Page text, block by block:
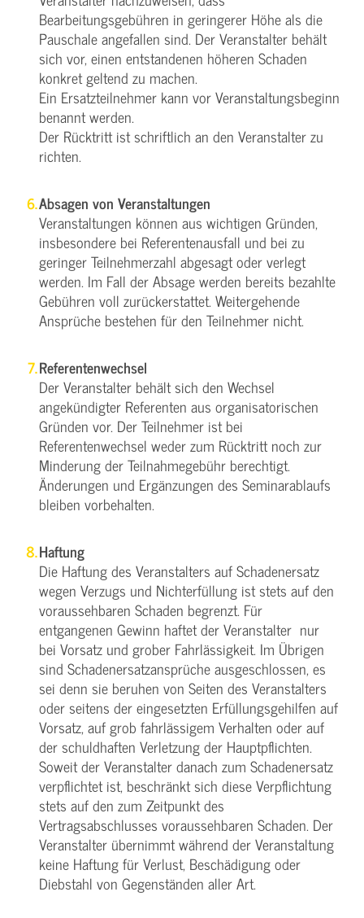
Bearbeitungsgebühren in geringerer Höhe als die
Pauschale angefallen sind. Der Veranstalter behält
sich vor, einen entstandenen höheren Schaden
konkret geltend zu machen.
Ein Ersatzteilnehmer kann vor Veranstaltungsbeginn
benannt werden.
Der Rücktritt ist schriftlich an den Veranstalter zu
richten.
Absagen von Veranstaltungen
Veranstaltungen können aus wichtigen Gründen,
insbesondere bei Referentenausfall und bei zu
geringer Teilnehmerzahl abgesagt oder verlegt
werden. Im Fall der Absage werden bereits bezahlte
Gebühren voll zurückerstattet. Weitergehende
Ansprüche bestehen für den Teilnehmer nicht.
Referentenwechsel
Der Veranstalter behält sich den Wechsel
angekündigter Referenten aus organisatorischen
Gründen vor. Der Teilnehmer ist bei
Referentenwechsel weder zum Rücktritt noch zur
Minderung der Teilnahmegebühr berechtigt.
Änderungen und Ergänzungen des Seminarablaufs
bleiben vorbehalten.
Haftung
Die Haftung des Veranstalters auf Schadenersatz
wegen Verzugs und Nichterfüllung ist stets auf den
voraussehbaren Schaden begrenzt. Für
entgangenen Gewinn haftet der Veranstalter nur
bei Vorsatz und grober Fahrlässigkeit. Im Übrigen
sind Schadenersatzansprüche ausgeschlossen, es
sei denn sie beruhen von Seiten des Veranstalters
oder seitens der eingesetzten Erfüllungsgehilfen auf
Vorsatz, auf grob fahrlässigem Verhalten oder auf
der schuldhaften Verletzung der Hauptpflichten.
Soweit der Veranstalter danach zum Schadenersatz
verpflichtet ist, beschränkt sich diese Verpflichtung
stets auf den zum Zeitpunkt des
Vertragsabschlusses voraussehbaren Schaden. Der
Veranstalter übernimmt während der Veranstaltung
keine Haftung für Verlust, Beschädigung oder
Diebstahl von Gegenständen aller Art.